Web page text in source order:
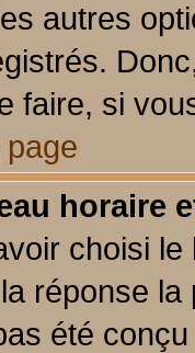
autres
faire, si
horaire
choisi
réponse
été